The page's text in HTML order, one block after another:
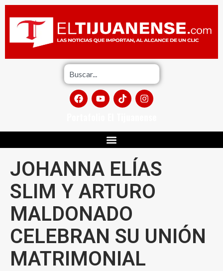
JOHANNA ELÍAS
SLIM Y ARTURO
MALDONADO
CELEBRAN SU UNIÓN
MATRIMONIAL